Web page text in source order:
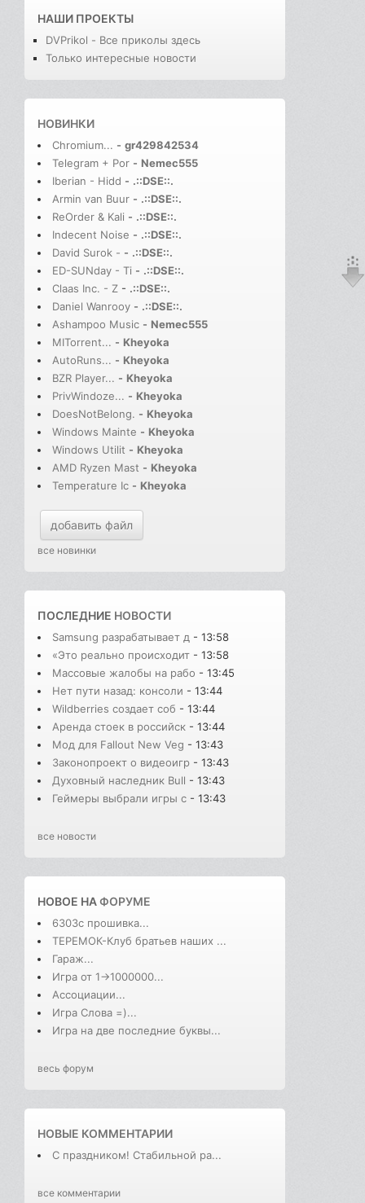
НАШИ ПРОЕКТЫ
DVPrikol - Все приколы здесь
Только интересные новости
НОВИНКИ
Chromium... - gr429842534
Telegram + Por - Nemec555
Iberian - Hidd - .::DSE::.
Armin van Buur - .::DSE::.
ReOrder & Kali - .::DSE::.
Indecent Noise - .::DSE::.
David Surok - - .::DSE::.
ED-SUNday - Ti - .::DSE::.
Claas Inc. - Z - .::DSE::.
Daniel Wanrooy - .::DSE::.
Ashampoo Music - Nemec555
MITorrent... - Kheyoka
AutoRuns... - Kheyoka
BZR Player... - Kheyoka
PrivWindoze... - Kheyoka
DoesNotBelong. - Kheyoka
Windows Mainte - Kheyoka
Windows Utilit - Kheyoka
AMD Ryzen Mast - Kheyoka
Temperature Ic - Kheyoka
добавить файл
все новинки
ПОСЛЕДНИЕ НОВОСТИ
Samsung разрабатывает д - 13:58
«Это реально происходит - 13:58
Массовые жалобы на рабо - 13:45
Нет пути назад: консоли - 13:44
Wildberries создает соб - 13:44
Аренда стоек в российск - 13:44
Мод для Fallout New Veg - 13:43
Законопроект о видеоигр - 13:43
Духовный наследник Bull - 13:43
Геймеры выбрали игры с - 13:43
все новости
НОВОЕ НАФОРУМЕ
6303с прошивка...
ТЕРЕМОК-Клуб братьев наших ...
Гараж...
Игра от 1->1000000...
Ассоциации...
Игра Слова =)...
Игра на две последние буквы...
весь форум
НОВЫЕ КОММЕНТАРИИ
С праздником! Стабильной ра...
все комментарии